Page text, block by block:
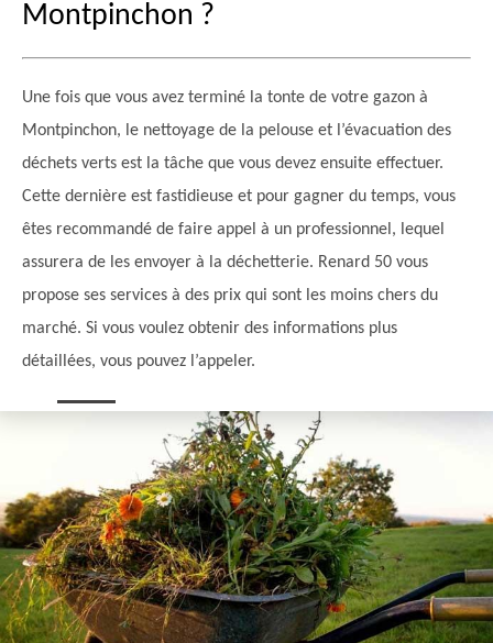
Montpinchon ?
Une fois que vous avez terminé la tonte de votre gazon à
Montpinchon, le nettoyage de la pelouse et l’évacuation des
déchets verts est la tâche que vous devez ensuite effectuer.
Cette dernière est fastidieuse et pour gagner du temps, vous
êtes recommandé de faire appel à un professionnel, lequel
assurera de les envoyer à la déchetterie. Renard 50 vous
propose ses services à des prix qui sont les moins chers du
marché. Si vous voulez obtenir des informations plus
détaillées, vous pouvez l’appeler.